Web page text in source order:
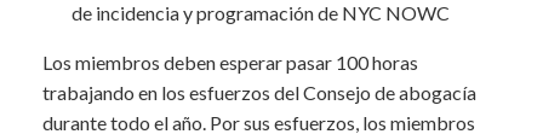
de incidencia y programación de NYC NOWC
Los miembros deben esperar pasar 100 horas
trabajando en los esfuerzos del Consejo de abogacía
durante todo el año. Por sus esfuerzos, los miembros